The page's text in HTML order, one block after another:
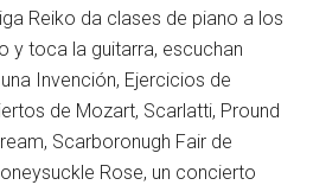
Reiko da clases de piano a los
y toca la guitarra, escuchan
Invención, Ejercicios de
de Mozart, Scarlatti, Pround
Scarboronugh Fair de
Rose, un concierto